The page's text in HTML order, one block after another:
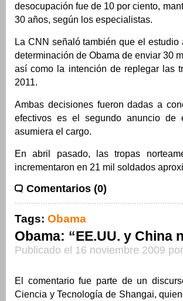
desocupación fue de 10 por ciento,
30 años, según los especialistas.
La CNN señaló también que el
determinación de Obama de enviar 30
así como la intención de replegar las
2011.
Ambas decisiones fueron dadas a
efectivos es el segundo anuncio de
asumiera el cargo.
En abril pasado, las tropas
incrementaron en 21 mil soldados
Comentarios (0)
Tags: Obama
Obama: “EE.UU. y China
Publicado el 16 noviembre 2009
El comentario fue parte de un
Ciencia y Tecnología de Shangai,